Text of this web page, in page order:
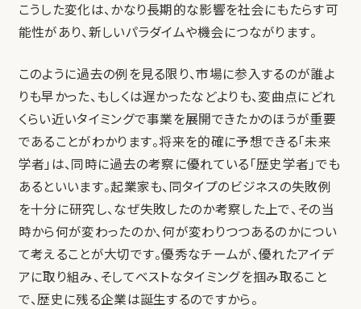
こうした変化は、かなり長期的な影響を社会にもたらす可
能性があり、新しいパラダイムや機会につながります。
このように過去の例を見る限り、市場に参入するのが誰よ
りも早かった、もしくは遅かったなどよりも、変曲点にどれ
くらい近いタイミングで事業を展開できたかのほうが重要
であることがわかります。将来を的確に予想できる「未来
学者」は、同時に過去の考察に優れている「歴史学者」でも
あるといいます。起業家も、同タイプのビジネスの失敗例
を十分に研究し、なぜ失敗したのか考察した上で、その当
時から何が変わったのか、何が変わりつつあるのかについ
て考えることが大切です。優秀なチームが、優れたアイデ
アに取り組み、そしてベストなタイミングを掴み取ること
で、歴史に残る企業は誕生するのですから。